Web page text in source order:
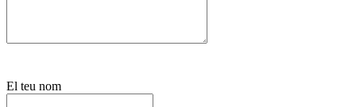
El teu nom